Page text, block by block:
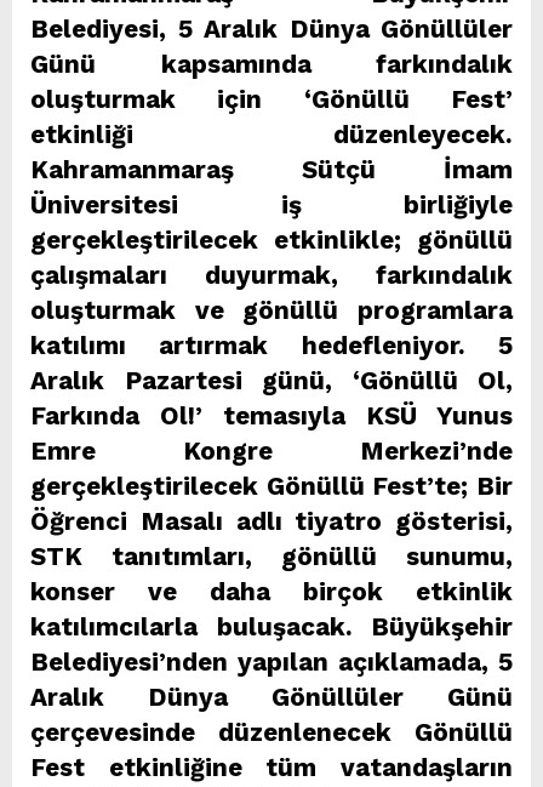
Belediyesi, 5 Aralık Dünya Gönüllüler
Günü kapsamında farkındalık
oluşturmak için ‘Gönüllü Fest’
etkinliği düzenleyecek.
Kahramanmaraş Sütçü İmam
Üniversitesi iş birliğiyle
gerçekleştirilecek etkinlikle; gönüllü
çalışmaları duyurmak, farkındalık
oluşturmak ve gönüllü programlara
katılımı artırmak hedefleniyor. 5
Aralık Pazartesi günü, ‘Gönüllü Ol,
Farkında Ol!’ temasıyla KSÜ Yunus
Emre Kongre Merkezi’nde
gerçekleştirilecek Gönüllü Fest’te; Bir
Öğrenci Masalı adlı tiyatro gösterisi,
STK tanıtımları, gönüllü sunumu,
konser ve daha birçok etkinlik
katılımcılarla buluşacak. Büyükşehir
Belediyesi’nden yapılan açıklamada, 5
Aralık Dünya Gönüllüler Günü
çerçevesinde düzenlenecek Gönüllü
Fest etkinliğine tüm vatandaşların